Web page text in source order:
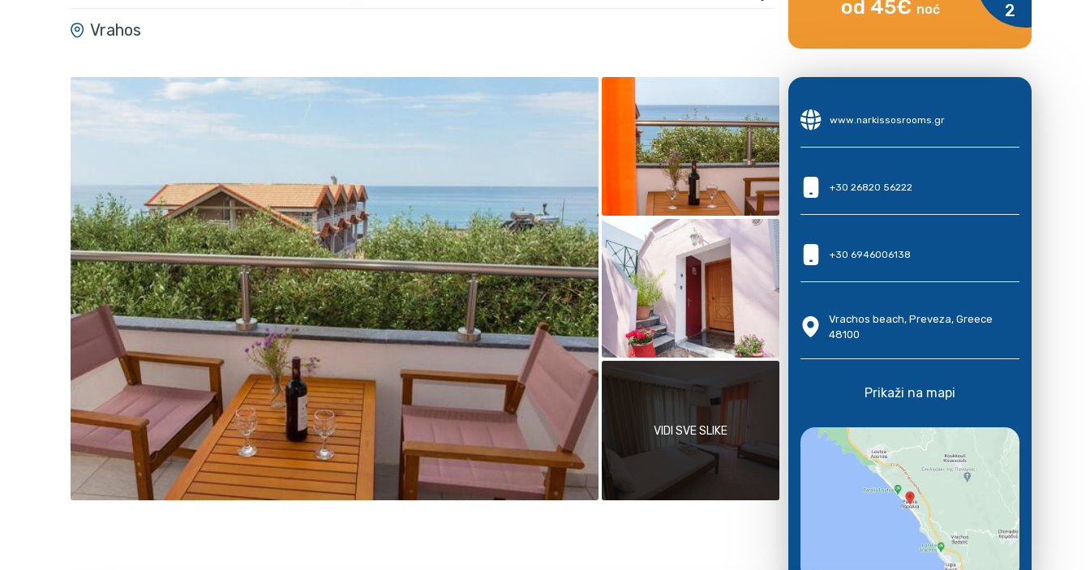
Vrahos
2
od 45€ noć
VIDI SVE SLIKE
www.narkissosrooms.gr
+30 26820 56222
+30 6946006138
Vrachos beach, Preveza, Greece
48100
Prikaži na mapi